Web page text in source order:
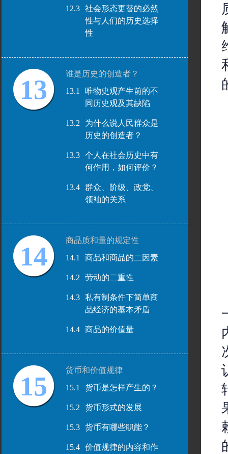
12.3
社会形态更替的必然
性与人们的历史选择
性
13
谁是历史的创造者？
13.1
唯物史观产生前的不
同历史观及其缺陷
13.2
为什么说人民群众是
历史的创造者？
13.3
个人在社会历史中有
何作用，如何评价？
13.4
群众、阶级、政党、
领袖的关系
14
商品质和量的规定性
14.1
商品和商品的二因素
14.2 劳动的二重性
14.3
私有制条件下简单商
品经济的基本矛盾
14.4 商品的价值量
15
货币和价值规律
15.1
货币是怎样产生的？
15.2 货币形式的发展
15.3 货币有哪些职能？
15.4
价值规律的内容和作